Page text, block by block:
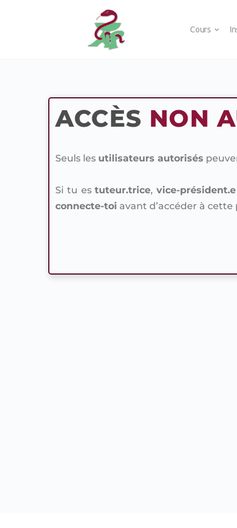
Cours
ACCÈS NON
Seuls les utilisateurs autorisés
Si tu estuteur.trice,vice-président.e
connecte-toi avant d’accéder à cette